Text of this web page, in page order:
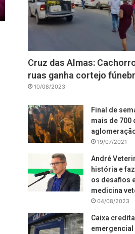
Cruz das Almas:
ruas ganha cortejo
10/08/2023
Final de
mais de 700
19/07/2021
André
história e
os desafios
medicina
04/08/2023
Caixa
emergencial